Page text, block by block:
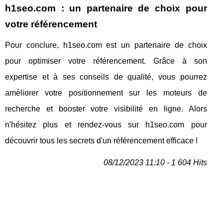
h1seo.com : un partenaire de choix pour
votre référencement
Pour conclure, h1seo.com est un partenaire de choix
pour optimiser votre référencement. Grâce à son
expertise et à ses conseils de qualité, vous pourrez
améliorer votre positionnement sur les moteurs de
recherche et booster votre visibilité en ligne. Alors
n'hésitez plus et rendez-vous sur h1seo.com pour
découvrir tous les secrets d'un référencement efficace !
08/12/2023 11:10 - 1 604 Hits